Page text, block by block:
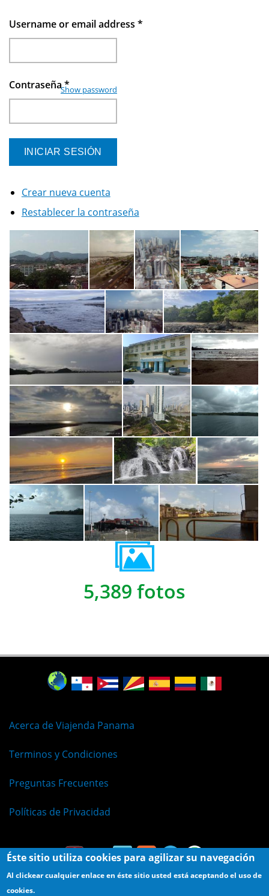
Username or email address *
Contraseña*
Show password
Crear nueva cuenta
Restablecer la contraseña
5,389 fotos
Acerca de Viajenda Panama
Terminos y Condiciones
Preguntas Frecuentes
Políticas de Privacidad
Éste sitio utiliza cookies para agilizar su navegación
Al clickear cualquier enlace en éste sitio usted está aceptando el uso de
cookies.